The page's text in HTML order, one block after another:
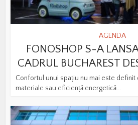
AGENDA
FONOSHOP S-A
CADRUL BUCHAREST
Confortul unui spațiu nu mai este definit
materiale sau eficiență energetică...